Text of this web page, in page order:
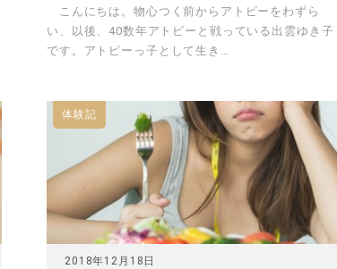
こんにちは。物心つく前からアトピーをわずら
い、以後、40数年アトピーと戦っている出雲ゆき子
です。アトピーっ子として生き…
体験記
2018年12月18日